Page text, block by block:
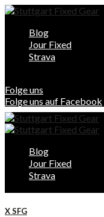
Blog
Jour Fixed
Strava
Folge uns
Folge uns auf Facebook
Blog
Jour Fixed
Strava
X SFG